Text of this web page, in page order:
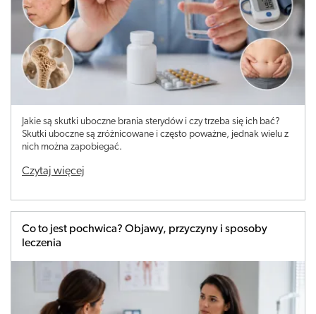
Jakie są skutki uboczne brania sterydów i czy trzeba się ich bać?
Skutki uboczne są zróżnicowane i często poważne, jednak wielu z
nich można zapobiegać.
Czytaj więcej
Co to jest pochwica? Objawy, przyczyny i sposoby
leczenia